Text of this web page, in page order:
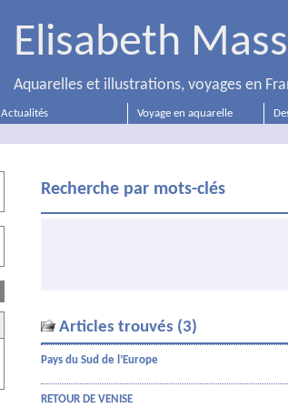
Elisabeth
Aquarelles et illustrations, voyages en
Actualités Voyage en aquarelle
Recherche par mots-clés
Articles trouvés (3)
Pays du Sud de l’Europe
RETOUR DE VENISE